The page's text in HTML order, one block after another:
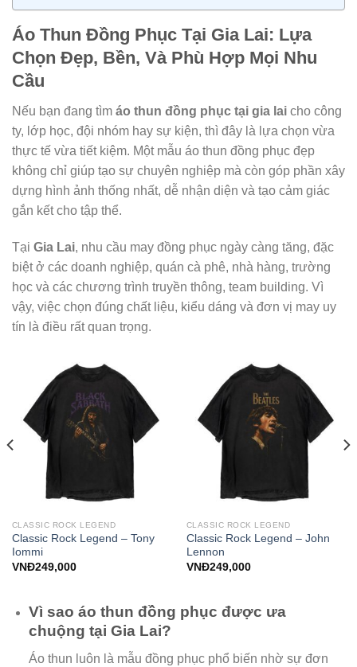
Áo Thun Đồng Phục Tại Gia Lai: Lựa
Chọn Đẹp, Bền, Và Phù Hợp Mọi Nhu
Cầu
Nếu bạn đang tìm áo thun đồng phục tại gia lai cho công
ty, lớp học, đội nhóm hay sự kiện, thì đây là lựa chọn vừa
thực tế vừa tiết kiệm. Một mẫu áo thun đồng phục đẹp
không chỉ giúp tạo sự chuyên nghiệp mà còn góp phần xây
dựng hình ảnh thống nhất, dễ nhận diện và tạo cảm giác
gắn kết cho tập thể.
Tại Gia Lai, nhu cầu may đồng phục ngày càng tăng, đặc
biệt ở các doanh nghiệp, quán cà phê, nhà hàng, trường
học và các chương trình truyền thông, team building. Vì
vậy, việc chọn đúng chất liệu, kiểu dáng và đơn vị may uy
tín là điều rất quan trọng.
CLASSIC ROCK LEGEND
Classic Rock Legend – Tony
Iommi
VNĐ249,000
CLASSIC ROCK LEGEND
Classic Rock Legend – John
Lennon
VNĐ249,000
Vì sao áo thun đồng phục được ưa
chuộng tại Gia Lai?
Áo thun luôn là mẫu đồng phục phổ biến nhờ sự đơn